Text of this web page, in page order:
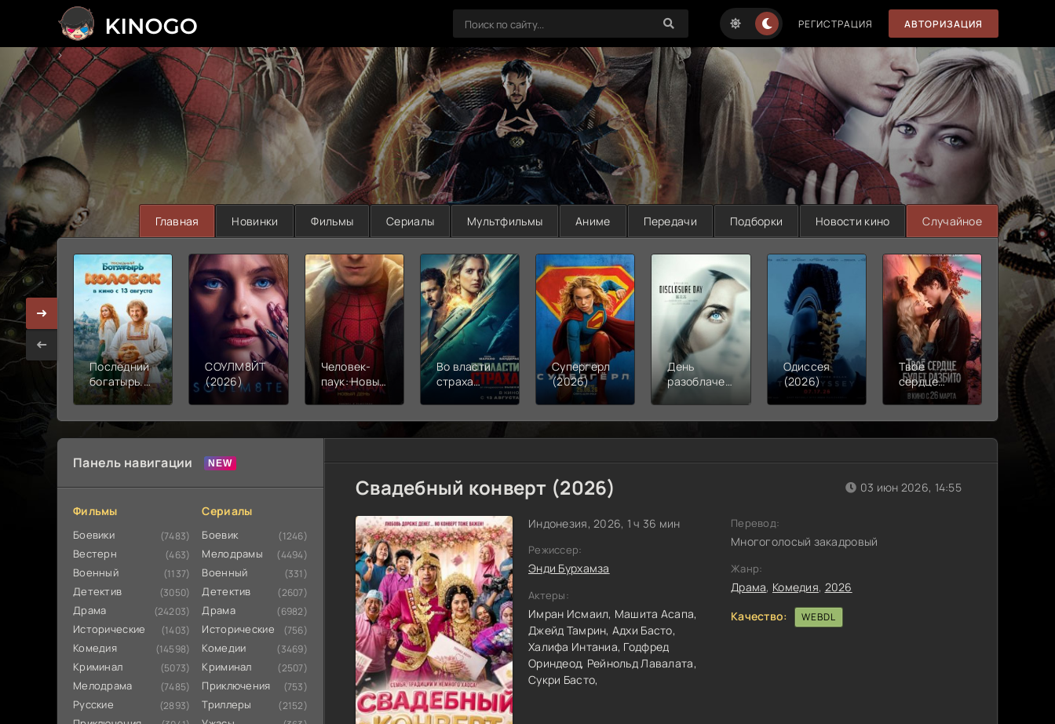
РЕГИСТРАЦИЯ АВТОРИЗАЦИЯ
>
Главная Новинки Фильмы Сериалы Мультфильмы Аниме Передачи Подборки Новости кино Случайное
Последний
богатырь.
Колобок
СОУЛМ8ЙТ
(2026)
Человек-
паук: Новый
день (2026)
Во власти
страха
Супергерл
(2026)
День
разоблачения
Одиссея
(2026)
Твое
сердце
будет
(2026)
Моана
(2026)
Панель навигации
Фильмы
Боевики (7483)
Вестерн (463)
Военный (1137)
Детектив (3050)
Драма (24203)
Исторические (1403)
Комедия (14598)
Криминал (5073)
Мелодрама (7485)
Русские (2893)
Сериалы
Боевик (1246)
Мелодрамы (4494)
Военный (331)
Детектив (2607)
Драма (6982)
Исторические (756)
Комедии (3469)
Криминал (2507)
Приключения (753)
Триллеры (2152)
Свадебный конверт (2026)
Индонезия, 2026, 1 ч 36 мин
Режиссер:
Энди Бурхамза
Актеры:
Имран Исмаил, Машита Асапа,
Джейд Тамрин, Адхи Басто,
Халифа Интаниа, Годфред
Ориндеод, Рейнольд Лавалата,
Сукри Басто,
03 июн 2026, 14:55
Перевод:
Многоголосый закадровый
Жанр:
Драма, Комедия, 2026
Качество:
WEBDL